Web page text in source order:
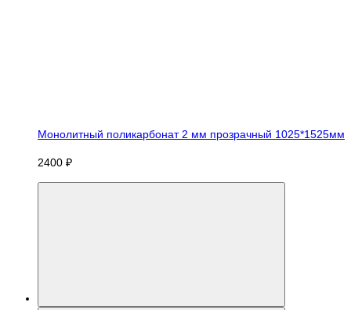
Монолитный поликарбонат 2 мм прозрачный 1025*1525мм
2400 ₽